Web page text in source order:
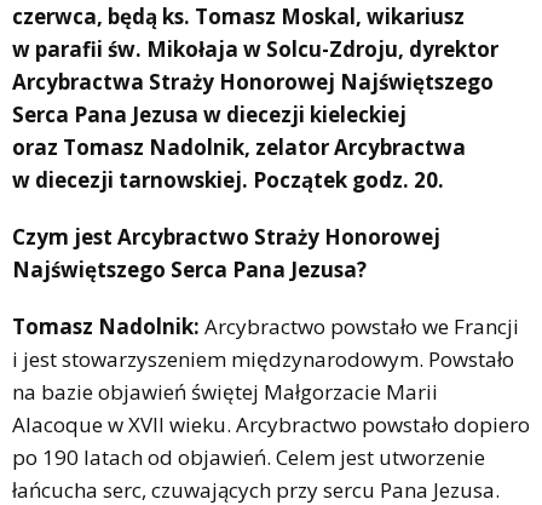
czerwca, będą ks. Tomasz Moskal, wikariusz
w parafii św. Mikołaja w Solcu-Zdroju, dyrektor
Arcybractwa Straży Honorowej Najświętszego
Serca Pana Jezusa w diecezji kieleckiej
oraz Tomasz Nadolnik, zelator Arcybractwa
w diecezji tarnowskiej. Początek godz. 20.
Czym jest Arcybractwo Straży Honorowej
Najświętszego Serca Pana Jezusa?
Tomasz Nadolnik: Arcybractwo powstało we Francji
i jest stowarzyszeniem międzynarodowym. Powstało
na bazie objawień świętej Małgorzacie Marii
Alacoque w XVII wieku. Arcybractwo powstało dopiero
po 190 latach od objawień. Celem jest utworzenie
łańcucha serc, czuwających przy sercu Pana Jezusa.